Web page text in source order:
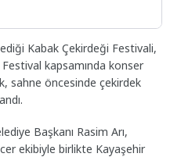
Kabak Çekirdeği Festivali,
kapsamında konser
sahne öncesinde çekirdek
Başkanı Rasim Arı,
ekibiyle birlikte Kayaşehir